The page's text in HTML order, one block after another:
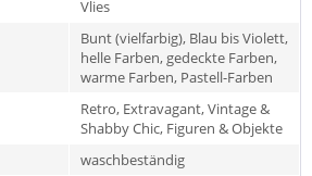
Vlies
Bunt (vielfarbig), Blau bis Violett,
helle Farben, gedeckte Farben,
warme Farben, Pastell-Farben
Retro, Extravagant, Vintage &
Shabby Chic, Figuren & Objekte
waschbeständig